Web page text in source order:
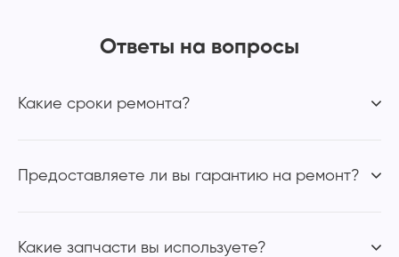
Ответы на вопросы
Какие сроки ремонта?
Предоставляете ли вы гарантию на ремонт?
Какие запчасти вы используете?